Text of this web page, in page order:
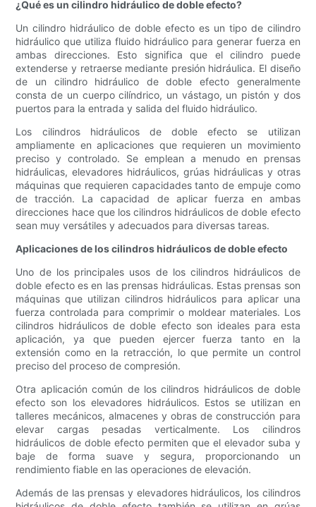
¿Qué es un cilindro hidráulico de doble efecto?
Un cilindro hidráulico de doble efecto es un tipo de cilindro
hidráulico que utiliza fluido hidráulico para generar fuerza en
ambas direcciones. Esto significa que el cilindro puede
extenderse y retraerse mediante presión hidráulica. El diseño
de un cilindro hidráulico de doble efecto generalmente
consta de un cuerpo cilíndrico, un vástago, un pistón y dos
puertos para la entrada y salida del fluido hidráulico.
Los cilindros hidráulicos de doble efecto se utilizan
ampliamente en aplicaciones que requieren un movimiento
preciso y controlado. Se emplean a menudo en prensas
hidráulicas, elevadores hidráulicos, grúas hidráulicas y otras
máquinas que requieren capacidades tanto de empuje como
de tracción. La capacidad de aplicar fuerza en ambas
direcciones hace que los cilindros hidráulicos de doble efecto
sean muy versátiles y adecuados para diversas tareas.
Aplicaciones de los cilindros hidráulicos de doble efecto
Uno de los principales usos de los cilindros hidráulicos de
doble efecto es en las prensas hidráulicas. Estas prensas son
máquinas que utilizan cilindros hidráulicos para aplicar una
fuerza controlada para comprimir o moldear materiales. Los
cilindros hidráulicos de doble efecto son ideales para esta
aplicación, ya que pueden ejercer fuerza tanto en la
extensión como en la retracción, lo que permite un control
preciso del proceso de compresión.
Otra aplicación común de los cilindros hidráulicos de doble
efecto son los elevadores hidráulicos. Estos se utilizan en
talleres mecánicos, almacenes y obras de construcción para
elevar cargas pesadas verticalmente. Los cilindros
hidráulicos de doble efecto permiten que el elevador suba y
baje de forma suave y segura, proporcionando un
rendimiento fiable en las operaciones de elevación.
Además de las prensas y elevadores hidráulicos, los cilindros